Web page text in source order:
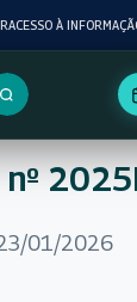
ACESSO À
Buscar no
nº
01/2026